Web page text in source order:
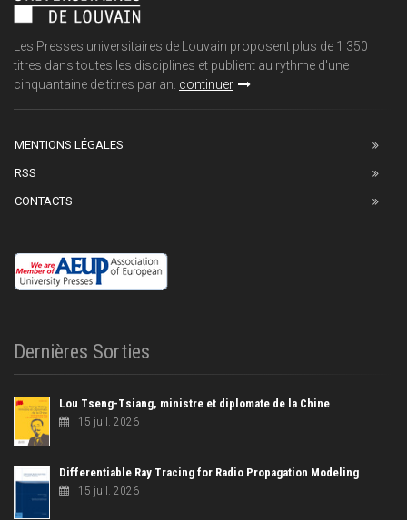
Les Presses universitaires de Louvain proposent plus de 1 350
titres dans toutes les disciplines et publient au rythme d'une
cinquantaine de titres par an. continuer
MENTIONS LÉGALES
RSS
CONTACTS
Dernières Sorties
Lou Tseng-Tsiang, ministre et diplomate de la Chine
15 juil. 2026
Differentiable Ray Tracing for Radio Propagation Modeling
15 juil. 2026